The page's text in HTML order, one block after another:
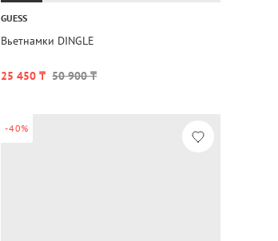
GUESS
Вьетнамки DINGLE
25 450 ₸ 50 900 ₸
-40%